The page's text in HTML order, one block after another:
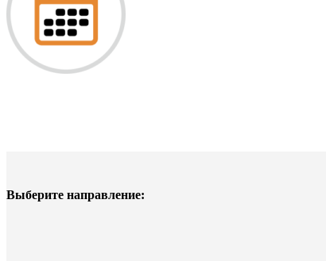
Выберите направление: